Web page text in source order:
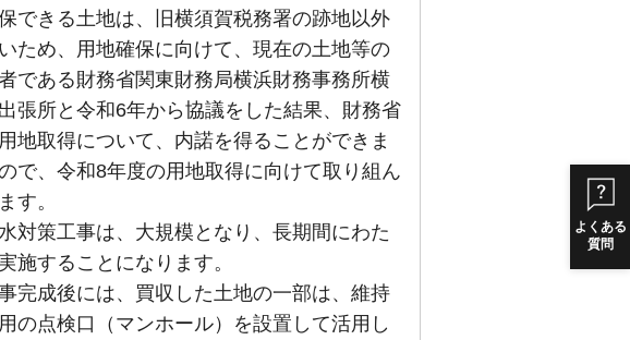
よくある
質問
できる土地は、旧横須賀税務署の跡地以外
ため、用地確保に向けて、現在の土地等の
である財務省関東財務局横浜財務事務所横
張所と令和6年から協議をした結果、財務省
地取得について、内諾を得ることができま
で、令和8年度の用地取得に向けて取り組ん
す。
対策工事は、大規模となり、長期間にわた
施することになります。
完成後には、買収した土地の一部は、維持
の点検口（マンホール）を設置して活用し